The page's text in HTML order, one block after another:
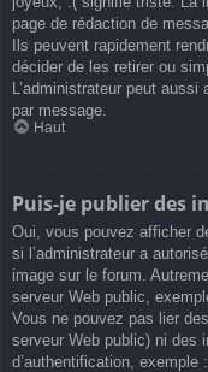
page de rédaction de
Ils peuvent rapidement
décider de les retirer ou
L’administrateur peut
par message.
Haut
Puis-je publier des
Oui, vous pouvez afficher
si l’administrateur a
image sur le forum.
serveur Web public,
Vous ne pouvez pas lier
serveur Web public) ni des
d’authentification,